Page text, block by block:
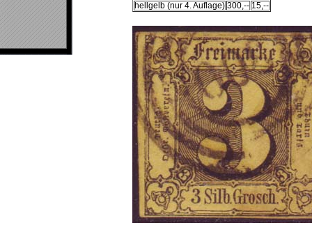
hellgelb (nur 4. Auflage) 300,-- 15,--